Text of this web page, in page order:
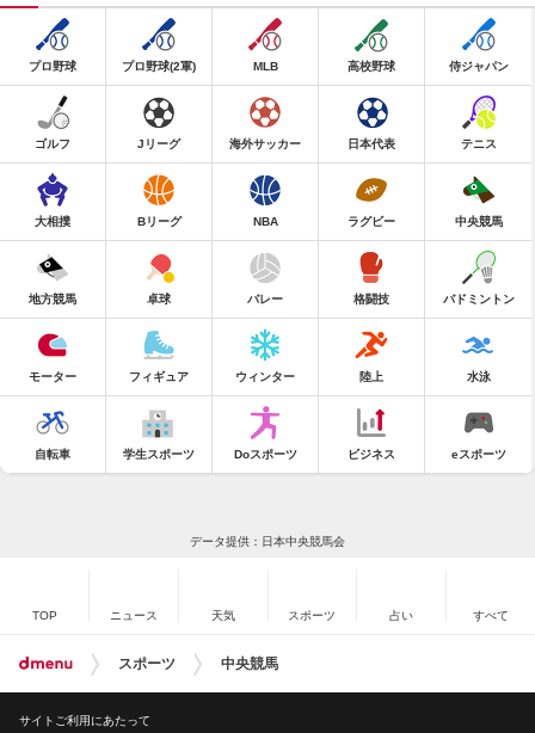
プロ野球 プロ野球(2軍) MLB 高校野球 侍ジャパン
ゴルフ Jリーグ 海外サッカー 日本代表 テニス
大相撲 Bリーグ NBA ラグビー 中央競馬
地方競馬 卓球 バレー 格闘技 バドミントン
モーター フィギュア ウィンター 陸上 水泳
自転車 学生スポーツ Doスポーツ ビジネス eスポーツ
データ提供：日本中央競馬会
TOP ニュース 天気 スポーツ 占い すべて
スポーツ 中央競馬
サイトご利用にあたって